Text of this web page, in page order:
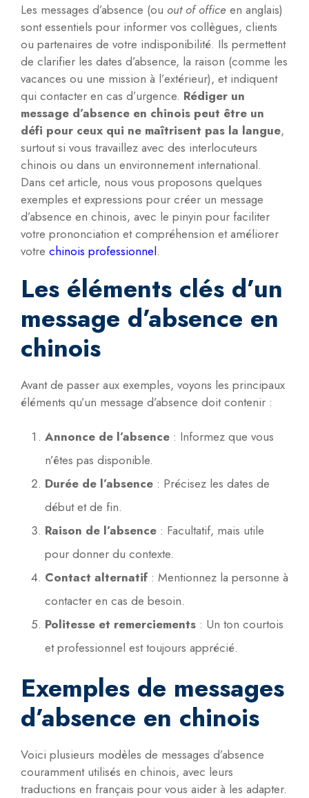
Les messages d’absence (ou out of office en anglais)
sont essentiels pour informer vos collègues, clients
ou partenaires de votre indisponibilité. Ils permettent
de clarifier les dates d’absence, la raison (comme les
vacances ou une mission à l’extérieur), et indiquent
qui contacter en cas d’urgence. Rédiger un
message d’absence en chinois peut être un
défi pour ceux qui ne maîtrisent pas la langue,
surtout si vous travaillez avec des interlocuteurs
chinois ou dans un environnement international.
Dans cet article, nous vous proposons quelques
exemples et expressions pour créer un message
d’absence en chinois, avec le pinyin pour faciliter
votre prononciation et compréhension et améliorer
votre chinois professionnel.
Les éléments clés d’un
message d’absence en
chinois
Avant de passer aux exemples, voyons les principaux
éléments qu’un message d’absence doit contenir :
Annonce de l’absence : Informez que vous
n’êtes pas disponible.
Durée de l’absence : Précisez les dates de
début et de fin.
Raison de l’absence : Facultatif, mais utile
pour donner du contexte.
Contact alternatif : Mentionnez la personne à
contacter en cas de besoin.
Politesse et remerciements : Un ton courtois
et professionnel est toujours apprécié.
Exemples de messages
d’absence en chinois
Voici plusieurs modèles de messages d’absence
couramment utilisés en chinois, avec leurs
traductions en français pour vous aider à les adapter.